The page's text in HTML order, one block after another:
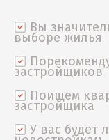
Вы
выборе жилья
застройщиков
Поищем
застройщика
У вас будет